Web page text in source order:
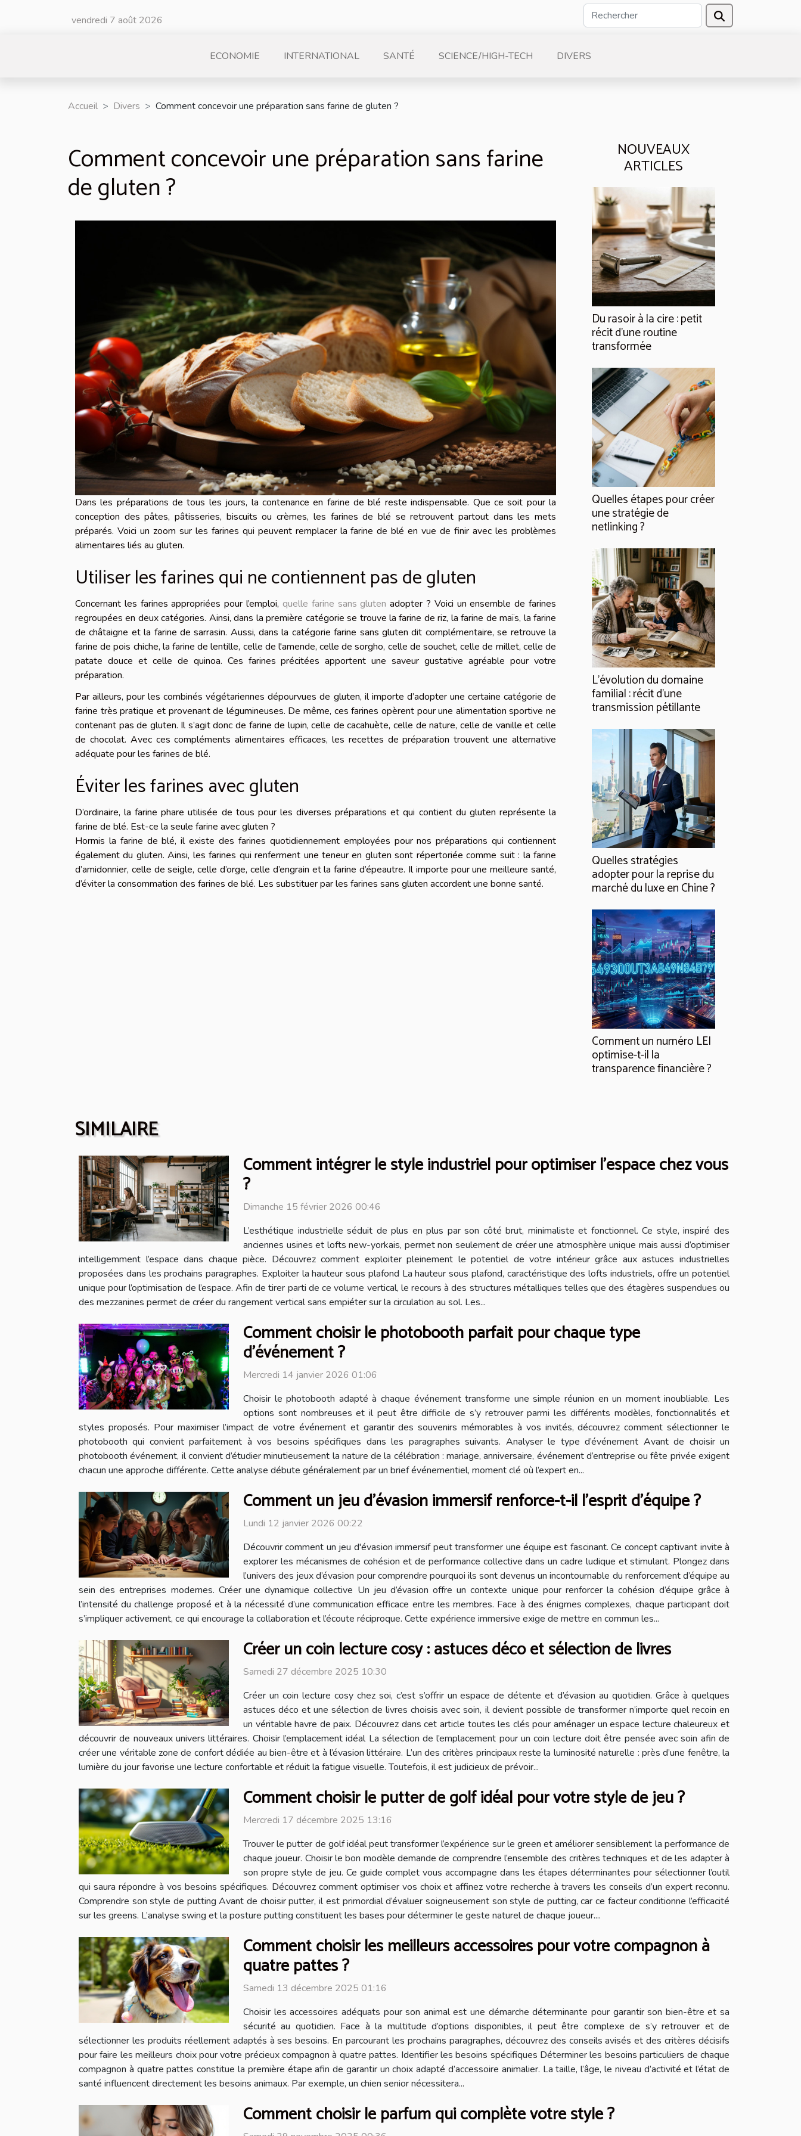
vendredi 7 août 2026
ECONOMIE INTERNATIONAL SANTÉ SCIENCE/HIGH-TECH DIVERS
Accueil Divers Comment concevoir une préparation sans farine de gluten ?
Comment concevoir une préparation sans farine
de gluten ?
Dans les préparations de tous les jours, la contenance en farine de blé reste indispensable. Que ce soit pour la
conception des pâtes, pâtisseries, biscuits ou crèmes, les farines de blé se retrouvent partout dans les mets
préparés. Voici un zoom sur les farines qui peuvent remplacer la farine de blé en vue de finir avec les problèmes
alimentaires liés au gluten.
Utiliser les farines qui ne contiennent pas de gluten
Concernant les farines appropriées pour l’emploi, quelle farine sans gluten adopter ? Voici un ensemble de farines
regroupées en deux catégories. Ainsi, dans la première catégorie se trouve la farine de riz, la farine de maïs, la farine
de châtaigne et la farine de sarrasin. Aussi, dans la catégorie farine sans gluten dit complémentaire, se retrouve la
farine de pois chiche, la farine de lentille, celle de l'amende, celle de sorgho, celle de souchet, celle de millet, celle de
patate douce et celle de quinoa. Ces farines précitées apportent une saveur gustative agréable pour votre
préparation.
Par ailleurs, pour les combinés végétariennes dépourvues de gluten, il importe d’adopter une certaine catégorie de
farine très pratique et provenant de légumineuses. De même, ces farines opèrent pour une alimentation sportive ne
contenant pas de gluten. Il s’agit donc de farine de lupin, celle de cacahuète, celle de nature, celle de vanille et celle
de chocolat. Avec ces compléments alimentaires efficaces, les recettes de préparation trouvent une alternative
adéquate pour les farines de blé.
Éviter les farines avec gluten
D’ordinaire, la farine phare utilisée de tous pour les diverses préparations et qui contient du gluten représente la
farine de blé. Est-ce la seule farine avec gluten ?
Hormis la farine de blé, il existe des farines quotidiennement employées pour nos préparations qui contiennent
également du gluten. Ainsi, les farines qui renferment une teneur en gluten sont répertoriée comme suit : la farine
d’amidonnier, celle de seigle, celle d’orge, celle d’engrain et la farine d’épeautre. Il importe pour une meilleure santé,
d’éviter la consommation des farines de blé. Les substituer par les farines sans gluten accordent une bonne santé.
NOUVEAUX
ARTICLES
Du rasoir à la cire : petit
récit d’une routine
transformée
Quelles étapes pour créer
une stratégie de
netlinking ?
L’évolution du domaine
familial : récit d’une
transmission pétillante
Quelles stratégies
adopter pour la reprise du
marché du luxe en Chine ?
Comment un numéro LEI
optimise-t-il la
transparence financière ?
SIMILAIRE
Comment intégrer le style industriel pour optimiser l'espace chez vous
?
Dimanche 15 février 2026 00:46
L’esthétique industrielle séduit de plus en plus par son côté brut, minimaliste et fonctionnel. Ce style, inspiré des
anciennes usines et lofts new-yorkais, permet non seulement de créer une atmosphère unique mais aussi d’optimiser
intelligemment l’espace dans chaque pièce. Découvrez comment exploiter pleinement le potentiel de votre intérieur grâce aux astuces industrielles
proposées dans les prochains paragraphes. Exploiter la hauteur sous plafond La hauteur sous plafond, caractéristique des lofts industriels, offre un potentiel
unique pour l’optimisation de l’espace. Afin de tirer parti de ce volume vertical, le recours à des structures métalliques telles que des étagères suspendues ou
des mezzanines permet de créer du rangement vertical sans empiéter sur la circulation au sol. Les...
Comment choisir le photobooth parfait pour chaque type
d'événement ?
Mercredi 14 janvier 2026 01:06
Choisir le photobooth adapté à chaque événement transforme une simple réunion en un moment inoubliable. Les
options sont nombreuses et il peut être difficile de s’y retrouver parmi les différents modèles, fonctionnalités et
styles proposés. Pour maximiser l’impact de votre événement et garantir des souvenirs mémorables à vos invités, découvrez comment sélectionner le
photobooth qui convient parfaitement à vos besoins spécifiques dans les paragraphes suivants. Analyser le type d’événement Avant de choisir un
photobooth événement, il convient d’étudier minutieusement la nature de la célébration : mariage, anniversaire, événement d’entreprise ou fête privée exigent
chacun une approche différente. Cette analyse débute généralement par un brief événementiel, moment clé où l’expert en...
Comment un jeu d'évasion immersif renforce-t-il l'esprit d'équipe ?
Lundi 12 janvier 2026 00:22
Découvrir comment un jeu d'évasion immersif peut transformer une équipe est fascinant. Ce concept captivant invite à
explorer les mécanismes de cohésion et de performance collective dans un cadre ludique et stimulant. Plongez dans
l’univers des jeux d’évasion pour comprendre pourquoi ils sont devenus un incontournable du renforcement d’équipe au
sein des entreprises modernes. Créer une dynamique collective Un jeu d’évasion offre un contexte unique pour renforcer la cohésion d’équipe grâce à
l’intensité du challenge proposé et à la nécessité d’une communication efficace entre les membres. Face à des énigmes complexes, chaque participant doit
s’impliquer activement, ce qui encourage la collaboration et l’écoute réciproque. Cette expérience immersive exige de mettre en commun les...
Créer un coin lecture cosy : astuces déco et sélection de livres
Samedi 27 décembre 2025 10:30
Créer un coin lecture cosy chez soi, c’est s’offrir un espace de détente et d’évasion au quotidien. Grâce à quelques
astuces déco et une sélection de livres choisis avec soin, il devient possible de transformer n’importe quel recoin en
un véritable havre de paix. Découvrez dans cet article toutes les clés pour aménager un espace lecture chaleureux et
découvrir de nouveaux univers littéraires. Choisir l’emplacement idéal La sélection de l’emplacement pour un coin lecture doit être pensée avec soin afin de
créer une véritable zone de confort dédiée au bien-être et à l’évasion littéraire. L’un des critères principaux reste la luminosité naturelle : près d’une fenêtre, la
lumière du jour favorise une lecture confortable et réduit la fatigue visuelle. Toutefois, il est judicieux de prévoir...
Comment choisir le putter de golf idéal pour votre style de jeu ?
Mercredi 17 décembre 2025 13:16
Trouver le putter de golf idéal peut transformer l’expérience sur le green et améliorer sensiblement la performance de
chaque joueur. Choisir le bon modèle demande de comprendre l’ensemble des critères techniques et de les adapter à
son propre style de jeu. Ce guide complet vous accompagne dans les étapes déterminantes pour sélectionner l’outil
qui saura répondre à vos besoins spécifiques. Découvrez comment optimiser vos choix et affinez votre recherche à travers les conseils d’un expert reconnu.
Comprendre son style de putting Avant de choisir putter, il est primordial d’évaluer soigneusement son style de putting, car ce facteur conditionne l’efficacité
sur les greens. L’analyse swing et la posture putting constituent les bases pour déterminer le geste naturel de chaque joueur....
Comment choisir les meilleurs accessoires pour votre compagnon à
quatre pattes ?
Samedi 13 décembre 2025 01:16
Choisir les accessoires adéquats pour son animal est une démarche déterminante pour garantir son bien-être et sa
sécurité au quotidien. Face à la multitude d’options disponibles, il peut être complexe de s’y retrouver et de
sélectionner les produits réellement adaptés à ses besoins. En parcourant les prochains paragraphes, découvrez des conseils avisés et des critères décisifs
pour faire les meilleurs choix pour votre précieux compagnon à quatre pattes. Identifier les besoins spécifiques Déterminer les besoins particuliers de chaque
compagnon à quatre pattes constitue la première étape afin de garantir un choix adapté d’accessoire animalier. La taille, l’âge, le niveau d’activité et l’état de
santé influencent directement les besoins animaux. Par exemple, un chien senior nécessitera...
Comment choisir le parfum qui complète votre style ?